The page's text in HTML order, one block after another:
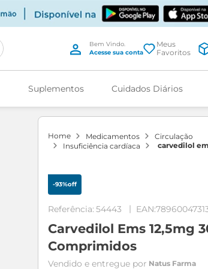
Meus
Favoritos
Suplementos Cuidados Diários
medicamentos
circulação
insuficiência cardíaca
carvedilol
-93%off
Referência: 54443
Carvedilol Ems 12,5mg
Comprimidos
Natus Farma